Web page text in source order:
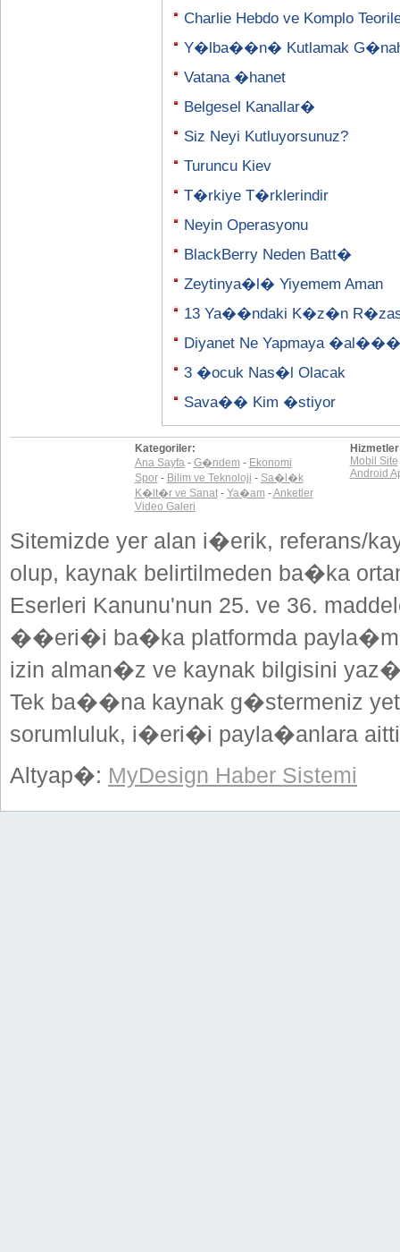
Charlie Hebdo ve Komplo
Y�lba��n� Kutlamak
Vatana �hanet
Belgesel Kanallar�
Siz Neyi Kutluyorsunuz?
Turuncu Kiev
T�rkiye T�rklerindir
Neyin Operasyonu
BlackBerry Neden Batt�
Zeytinya�l� Yiyemem Aman
13 Ya��ndaki K�z�n
Diyanet Ne Yapmaya
3 �ocuk Nas�l Olacak
Sava�� Kim �stiyor
Kategoriler:
Ana Sayfa- G�ndem - Ekonomi
Spor- Bilim ve Teknoloji - Sa�l�k
K�lt�r ve Sanat- Ya�am -Anketler
Video Galeri
Mobil Site
Android
Sitemizde yer alan i�erik, referans/
olup, kaynak belirtilmeden ba�ka
Eserleri Kanunu'nun 25. ve 36.
��eri�i ba�ka platformda
izin alman�z ve kaynak bilgisini
Tek ba��na kaynak g�stermeniz
sorumluluk, i�eri�i payla�anlara
Altyap�: MyDesign Haber Sistemi